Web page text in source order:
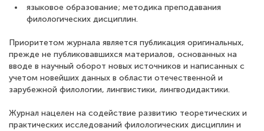
языковое образование; методика преподавания
филологических дисциплин.
Приоритетом журнала является публикация оригинальных,
прежде не публиковавшихся материалов, основанных на
вводе в научный оборот новых источников и написанных с
учетом новейших данных в области отечественной и
зарубежной филологии, лингвистики, лингводидактики.
Журнал нацелен на содействие развитию теоретических и
практических исследований филологических дисциплин и